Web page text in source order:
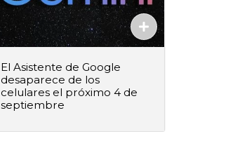
El Asistente de Google
desaparece de los
celulares el próximo 4 de
septiembre